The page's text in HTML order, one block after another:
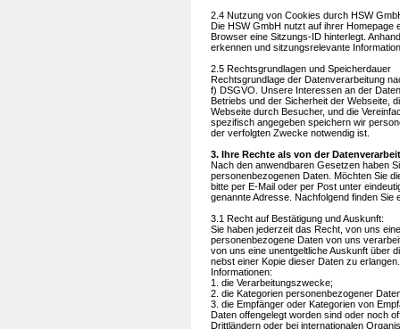
2.4 Nutzung von Cookies durch HSW
Die HSW GmbH nutzt auf ihrer Homepage
Browser eine Sitzungs-ID hinterlegt.
erkennen und sitzungsrelevante
2.5 Rechtsgrundlagen und Speicherdauer
Rechtsgrundlage der Datenverarbeitung
f) DSGVO. Unsere Interessen an der
Betriebs und der Sicherheit der Webseite,
Webseite durch Besucher, und die
spezifisch angegeben speichern wir
der verfolgten Zwecke notwendig ist.
3. Ihre Rechte als von der
Nach den anwendbaren Gesetzen haben
personenbezogenen Daten. Möchten Sie
bitte per E-Mail oder per Post unter
genannte Adresse. Nachfolgend finden Sie
3.1 Recht auf Bestätigung und Auskunft:
Sie haben jederzeit das Recht, von uns
personenbezogene Daten von uns
von uns eine unentgeltliche Auskunft über
nebst einer Kopie dieser Daten zu
Informationen:
1. die Verarbeitungszwecke;
2. die Kategorien personenbezogener
3. die Empfänger oder Kategorien von
Daten offengelegt worden sind oder noch
Drittländern oder bei internationalen